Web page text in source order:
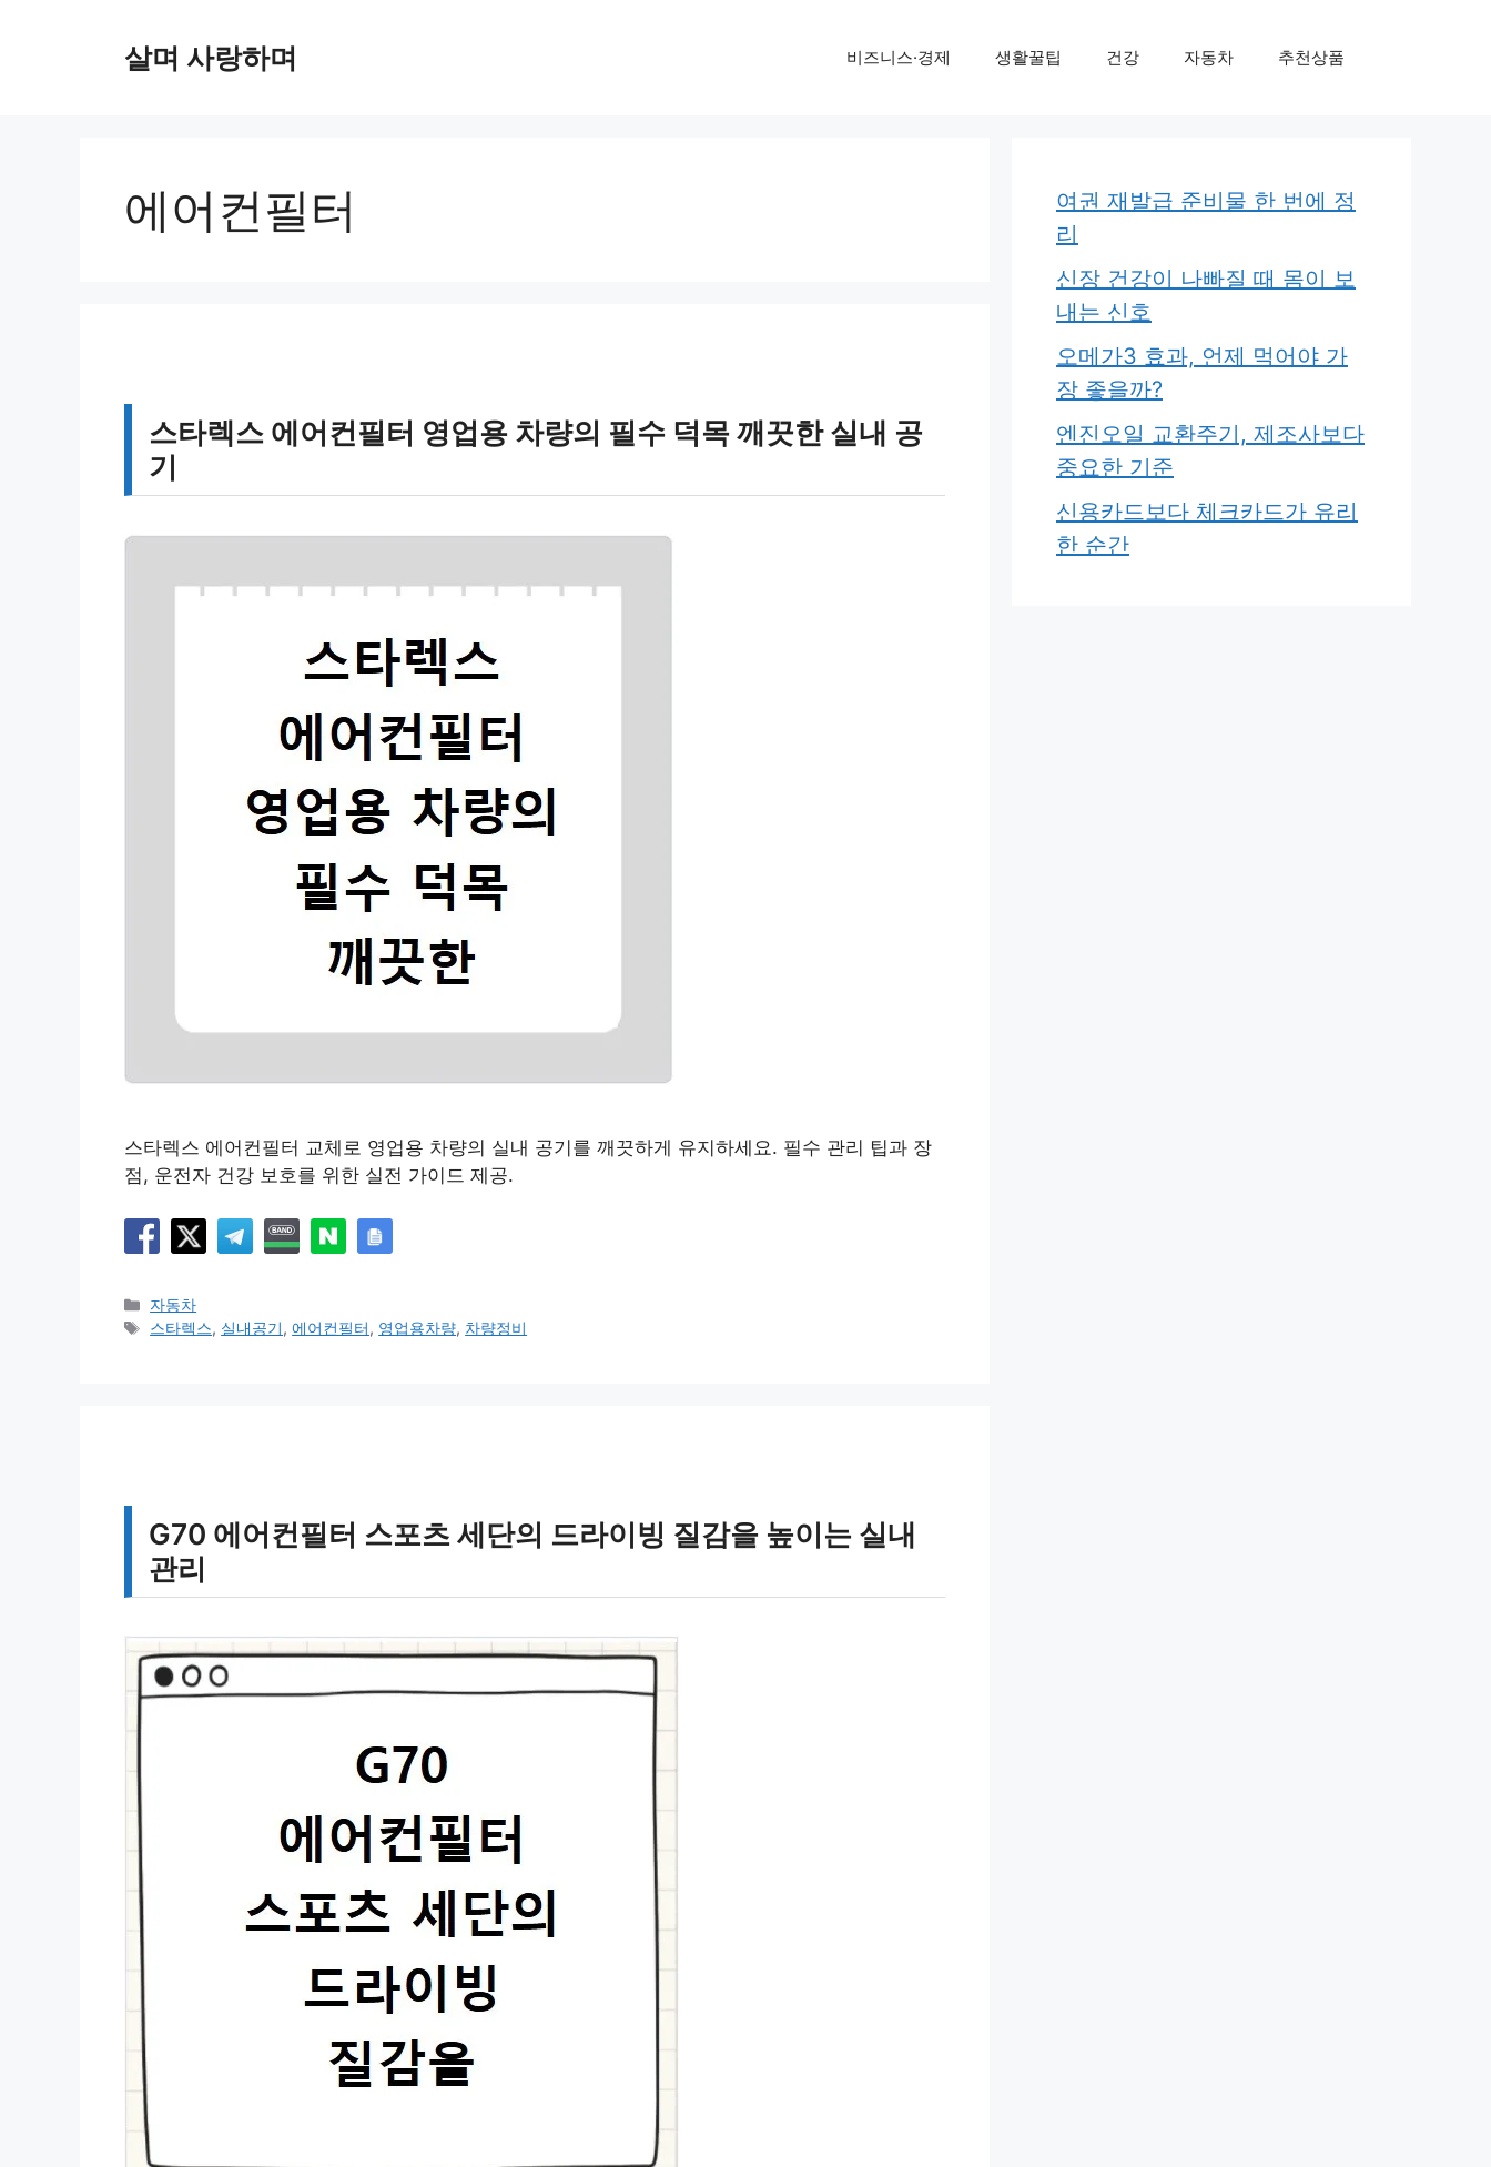
살며 사랑하며 비즈니스·경제 생활꿀팁 건강 자동차 추천상품
에어컨필터
스타렉스 에어컨필터 영업용 차량의 필수 덕목 깨끗한 실내 공
기
스타렉스 에어컨필터 교체로 영업용 차량의 실내 공기를 깨끗하게 유지하세요. 필수 관리 팁과 장
점, 운전자 건강 보호를 위한 실전 가이드 제공.
카
테
자동차
태
스타렉스, 실내공기,에어컨필터, 영업용차량, 차량정비
G70 에어컨필터 스포츠 세단의 드라이빙 질감을 높이는 실내
관리
여권 재발급 준비물 한 번에 정
리
신장 건강이 나빠질 때 몸이 보
내는 신호
오메가3 효과, 언제 먹어야 가
장 좋을까?
엔진오일 교환주기, 제조사보다
중요한 기준
신용카드보다 체크카드가 유리
한 순간